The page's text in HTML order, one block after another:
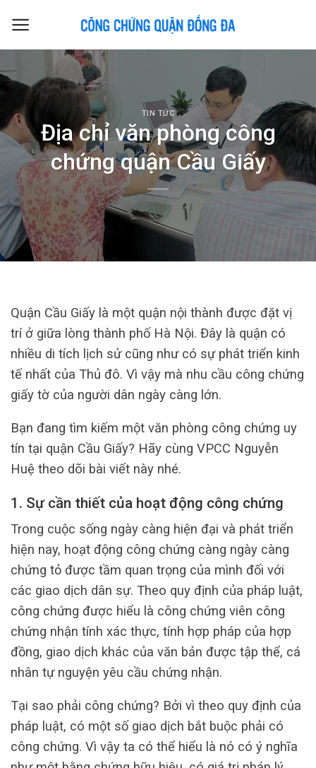
TIN TỨC
Địa chỉ văn phòng công
chứng quận Cầu Giấy
Quận Cầu Giấy là một quận nội thành được đặt vị
trí ở giữa lòng thành phố Hà Nội. Đây là quận có
nhiều di tích lịch sử cũng như có sự phát triển kinh
tế nhất của Thủ đô. Vì vậy mà nhu cầu công chứng
giấy tờ của người dân ngày càng lớn.
Bạn đang tìm kiếm một văn phòng công chứng uy
tín tại quận Cầu Giấy? Hãy cùng VPCC Nguyễn
Huệ theo dõi bài viết này nhé.
1. Sự cần thiết của hoạt động công chứng
Trong cuộc sống ngày càng hiện đại và phát triển
hiện nay, hoạt động công chứng càng ngày càng
chứng tỏ được tầm quan trọng của mình đối với
các giao dịch dân sự. Theo quy định của pháp luật,
công chứng được hiểu là công chứng viên công
chứng nhận tính xác thực, tính hợp pháp của hợp
đồng, giao dịch khác của văn bản được tập thể, cá
nhân tự nguyện yêu cầu chứng nhận.
Tại sao phải công chứng? Bởi vì theo quy định của
pháp luật, có một số giao dịch bắt buộc phải có
công chứng. Vì vậy ta có thể hiểu là nó có ý nghĩa